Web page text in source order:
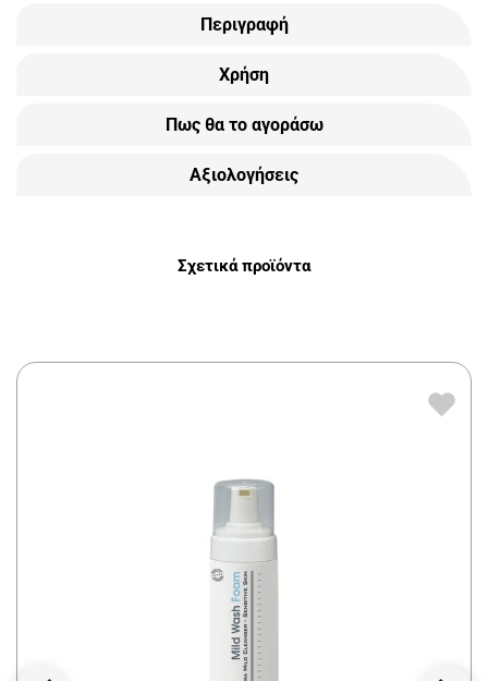
Περιγραφή
Χρήση
Πως θα το αγοράσω
Αξιολογήσεις
Σχετικά προϊόντα